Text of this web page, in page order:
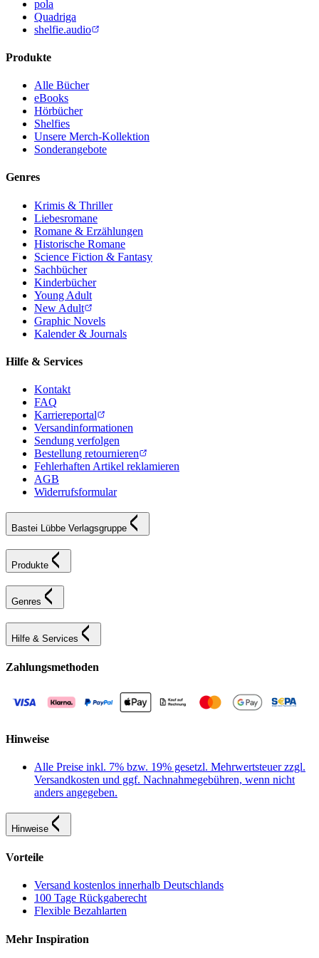
pola
Quadriga
shelfie.audio
Produkte
Alle Bücher
eBooks
Hörbücher
Shelfies
Unsere Merch-Kollektion
Sonderangebote
Genres
Krimis & Thriller
Liebesromane
Romane & Erzählungen
Historische Romane
Science Fiction & Fantasy
Sachbücher
Kinderbücher
Young Adult
New Adult
Graphic Novels
Kalender & Journals
Hilfe & Services
Kontakt
FAQ
Karriereportal
Versandinformationen
Sendung verfolgen
Bestellung retournieren
Fehlerhaften Artikel reklamieren
AGB
Widerrufsformular
Bastei Lübbe Verlagsgruppe
Produkte
Genres
Hilfe & Services
Zahlungsmethoden
Hinweise
Alle Preise inkl. 7% bzw. 19% gesetzl. Mehrwertsteuer zzgl.
Versandkosten und ggf. Nachnahmegebühren, wenn nicht
anders angegeben.
Hinweise
Vorteile
Versand kostenlos innerhalb Deutschlands
100 Tage Rückgaberecht
Flexible Bezahlarten
Mehr Inspiration